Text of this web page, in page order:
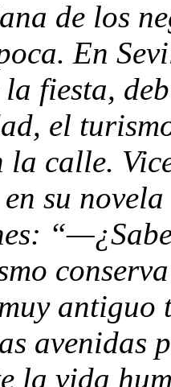
de los
En
fiesta,
el
la calle.
su
antiguo
avenidas
la vida